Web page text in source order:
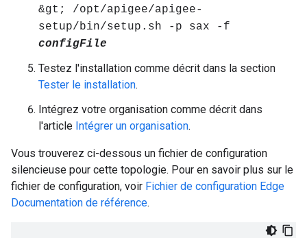
&gt; /opt/apigee/apigee-
setup/bin/setup.sh -p sax -f
configFile
Testez l'installation comme décrit dans la section
Tester le installation.
Intégrez votre organisation comme décrit dans
l'article Intégrer un organisation.
Vous trouverez ci-dessous un fichier de configuration
silencieuse pour cette topologie. Pour en savoir plus sur le
fichier de configuration, voir Fichier de configuration Edge
Documentation de référence.